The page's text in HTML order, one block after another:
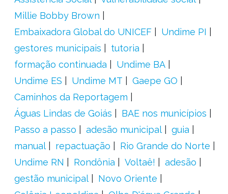
Millie Bobby Brown
Embaixadora Global do UNICEF
Undime PI
gestores municipais
tutoria
formação continuada
Undime BA
Undime ES
Undime MT
Gaepe GO
Caminhos da Reportagem
Águas Lindas de Goiás
BAE nos municípios
Passo a passo
adesão municipal
guia
manual
repactuação
Rio Grande do Norte
Undime RN
Rondônia Voltaê!
adesão
gestão municipal
Novo Oriente